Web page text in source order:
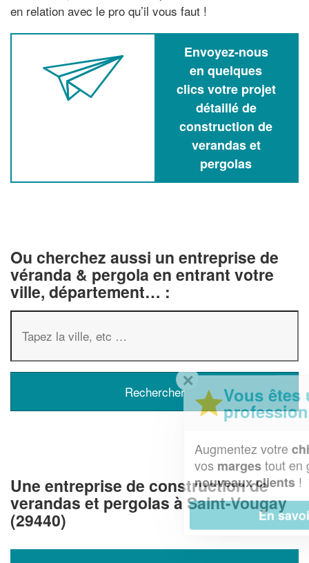
en relation avec le pro qu’il vous faut !
Envoyez-nous
en quelques
clics votre projet
détaillé de
construction de
verandas et
pergolas
Ou cherchez aussi un entreprise de
véranda & pergola en entrant votre
ville, département… :
Une entreprise de construction de
verandas et pergolas à Saint-Vougay
(29440)
✕
Vous êtes un
professionnel ?
chiffre d'affaireset
tout en gagnant de
nouveaux clients!
En savoir plus